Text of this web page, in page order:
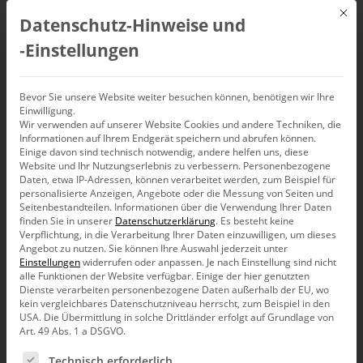
BARC-Tagung
Unternehmensplanung
und Forecasting 2024
5. Juni 2024 –6. Juni 2024,Frankfurt am Main
Mit
Datenschutz-Hinweise und
‑Einstellungen
Bevor Sie unsere Website weiter besuchen können, benötigen wir Ihre
Einwilligung.
Wir verwenden auf unserer Website Cookies und andere Techniken, die
Informationen auf Ihrem Endgerät speichern und abrufen können.
Einige davon sind technisch notwendig, andere helfen uns, diese
Website und Ihr Nutzungserlebnis zu verbessern. Personenbezogene
Daten, etwa IP-Adressen, können verarbeitet werden, zum Beispiel für
personalisierte Anzeigen, Angebote oder die Messung von Seiten und
Seitenbestandteilen. Informationen über die Verwendung Ihrer Daten
finden Sie in unserer Datenschutzerklärung. Es besteht keine
Verpflichtung, in die Verarbeitung Ihrer Daten einzuwilligen, um dieses
Angebot zu nutzen.Sie können Ihre Auswahl jederzeit unter
Einstellungenwiderrufen oder anpassen. Je nach Einstellung sind nicht
alle Funktionen der Website verfügbar. Einige der hier genutzten
Dienste verarbeiten personenbezogene Daten außerhalb der EU, wo
kein vergleichbares Datenschutzniveau herrscht, zum Beispiel in den
USA. Die Übermittlung in solche Drittländer erfolgt auf Grundlage von
Art. 49 Abs. 1 a DSGVO.
Es folgt eine Liste der Service-Gruppen, für die eine